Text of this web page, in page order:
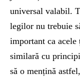
universal valabil.
legilor nu trebuie
important ca
similară cu
să o mențină